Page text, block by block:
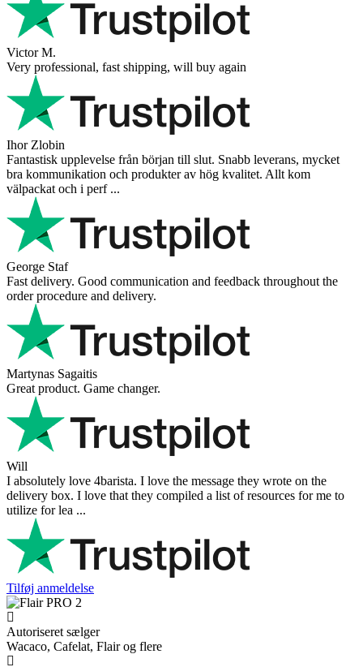
Victor M.
Very professional, fast shipping, will buy again
Ihor Zlobin
Fantastisk upplevelse från början till slut. Snabb leverans, mycket
bra kommunikation och produkter av hög kvalitet. Allt kom
välpackat och i perf ...
George Staf
Fast delivery. Good communication and feedback throughout the
order procedure and delivery.
Martynas Sagaitis
Great product. Game changer.
Will
I absolutely love 4barista. I love the message they wrote on the
delivery box. I love that they compiled a list of resources for me to
utilize for lea ...
Tilføj anmeldelse
Autoriseret sælger
Wacaco, Cafelat, Flair og flere